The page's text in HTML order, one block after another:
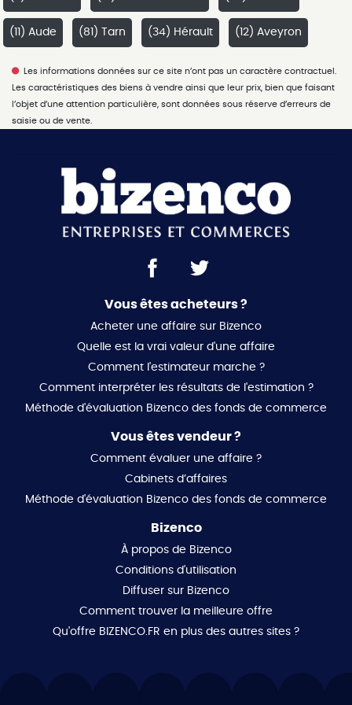
(11) Aude (81) Tarn (34) Hérault (12) Aveyron
Les informations données sur ce site n’ont pas un caractère contractuel.
Les caractéristiques des biens à vendre ainsi que leur prix, bien que faisant
l’objet d’une attention particulière, sont données sous réserve d’erreurs de
saisie ou de vente.
Vous êtes acheteurs ?
Acheter une affaire sur Bizenco
Quelle est la vrai valeur d'une affaire
Comment l'estimateur marche ?
Comment interpréter les résultats de l'estimation ?
Méthode d'évaluation Bizenco des fonds de commerce
Vous êtes vendeur ?
Comment évaluer une affaire ?
Cabinets d’affaires
Méthode d'évaluation Bizenco des fonds de commerce
Bizenco
À propos de Bizenco
Conditions d'utilisation
Diffuser sur Bizenco
Comment trouver la meilleure offre
Qu'offre BIZENCO.FR en plus des autres sites ?